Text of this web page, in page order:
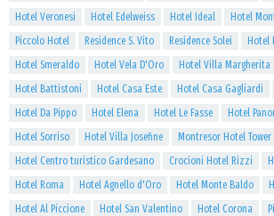
Hotel Veronesi
Hotel Edelweiss Hotel Ideal Hotel
Piccolo Hotel
Residence S. Vito Residence Solei
Hotel
Hotel Smeraldo
Hotel Vela D'Oro Hotel Villa Margherita
Hotel Battistoni
Hotel Casa Este Hotel Casa Gagliardi
Hotel Da Pippo
Hotel Elena Hotel Le Fasse Hotel
Hotel Sorriso
Hotel Villa Josefine
Montresor Hotel Tower
Hotel Centro turistico Gardesano
Crocioni Hotel Rizzi
Hotel Roma
Hotel Agnello d'Oro Hotel Monte Baldo
Hotel Al Piccione
Hotel San Valentino Hotel Corona